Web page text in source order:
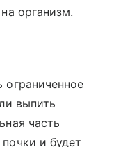
организм.
ограниченное
выпить
часть
и будет